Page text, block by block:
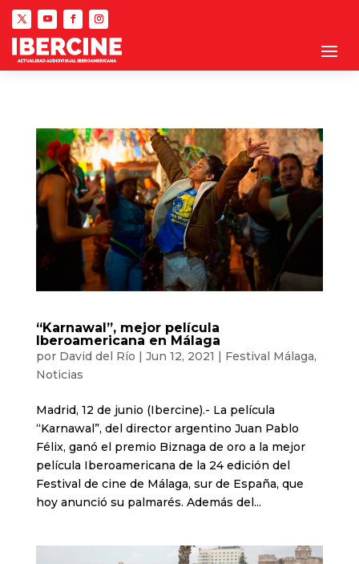
“Karnawal”, mejor película
Iberoamericana en Málaga
por David del Río | Jun 12, 2021 | Festival Málaga,
Noticias
Madrid, 12 de junio (Ibercine).- La película
“Karnawal”, del director argentino Juan Pablo
Félix, ganó el premio Biznaga de oro a la mejor
película Iberoamericana de la 24 edición del
Festival de cine de Málaga, sur de España, que
hoy anunció su palmarés. Además del...